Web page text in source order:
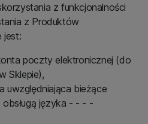
z funkcjonalności
z Produktów
jest:
poczty elektronicznej (do
Sklepie),
uwzględniająca bieżące
obsługą języka - - - -